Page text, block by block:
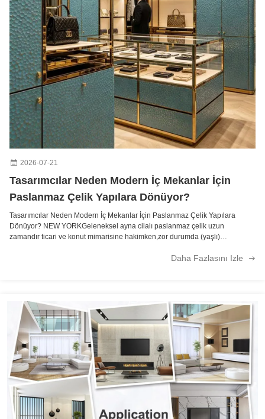
201 Paslanmaz Çelik Elmas Levha Levha AISI Standardı 0.75mm Kalınlık
7C PVC Kabartmalı Paslanmaz Çelik Levha, Ss Altın Levha 8ft Uzunluk
7C PVC Film Ss 304 Sac Ayna Finish 1.2mm Kalınlık HV230 Sertlik
ASTM 304 Paslanmaz Çelik Metal İmalat 200mm Çap PVD Kaplama
PVD Altın Renk 30mm Kalınlığı Lazer Kesim Paslanmaz Çelik Oda Bölücü Dekoratif Çelik Gizlilik Paneli
2026-07-21
Tasarımcılar Neden Modern İç Mekanlar İçin
Paslanmaz Çelik Yapılara Dönüyor?
Tasarımcılar Neden Modern İç Mekanlar İçin Paslanmaz Çelik Yapılara
Dönüyor? NEW YORKGeleneksel ayna cilalı paslanmaz çelik uzun
zamandır ticari ve konut mimarisine hakimken,zor durumda (yaşlı)
Daha Fazlasını Izle